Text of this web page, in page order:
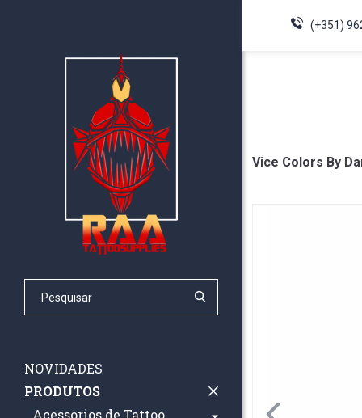
NOVIDADES
PRODUTOS
Acessorios de Tattoo
(+351)
Vice Colors By